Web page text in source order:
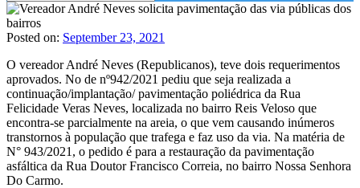
Posted on: September 23, 2021
O vereador André Neves (Republicanos), teve dois requerimentos
aprovados. No de nº942/2021 pediu que seja realizada a
continuação/implantação/ pavimentação poliédrica da Rua
Felicidade Veras Neves, localizada no bairro Reis Veloso que
encontra-se parcialmente na areia, o que vem causando inúmeros
transtornos à população que trafega e faz uso da via. Na matéria de
N° 943/2021, o pedido é para a restauração da pavimentação
asfáltica da Rua Doutor Francisco Correia, no bairro Nossa Senhora
Do Carmo.